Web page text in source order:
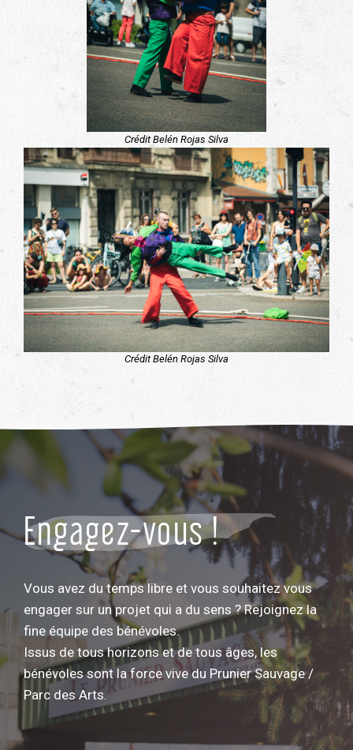
Crédit Belén Rojas Silva
Crédit Belén Rojas Silva
Engagez-vous !
Vous avez du temps libre et vous souhaitez vous
engager sur un projet qui a du sens ? Rejoignez la
fine équipe des bénévoles.
Issus de tous horizons et de tous âges, les
bénévoles sont la force vive du Prunier Sauvage /
Parc des Arts.